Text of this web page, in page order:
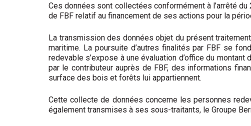
Ces données sont collectées conformément à l’arrêté
de FBF relatif au financement de ses actions pour la
La transmission des données objet du présent
maritime. La poursuite d’autres finalités par FBF se
redevable s’expose à une évaluation d’office du
par le contributeur auprès de FBF, des informations
surface des bois et forêts lui appartiennent.
Cette collecte de données concerne les personnes
également transmises à ses sous-traitants, le Groupe